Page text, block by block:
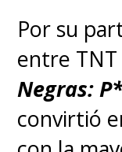
Por su
entre TNT
Negras:
convirtió